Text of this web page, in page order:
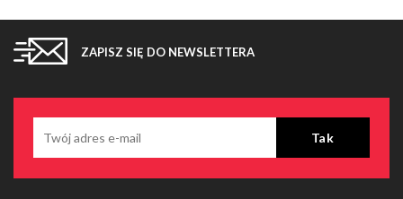
ZAPISZ SIĘ DO NEWSLETTERA